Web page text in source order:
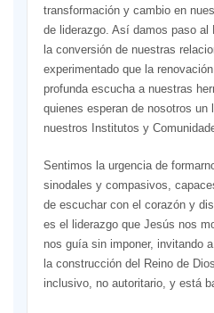
transformación y cambio en
de liderazgo. Así damos paso
la conversión de nuestras
experimentado que la
profunda escucha a nuestras
quienes esperan de nosotros un
nuestros Institutos y
Sentimos la urgencia de
sinodales y compasivos,
de escuchar con el corazón y
es el liderazgo que Jesús nos
nos guía sin imponer, invitando
la construcción del Reino de
inclusivo, no autoritario, y está